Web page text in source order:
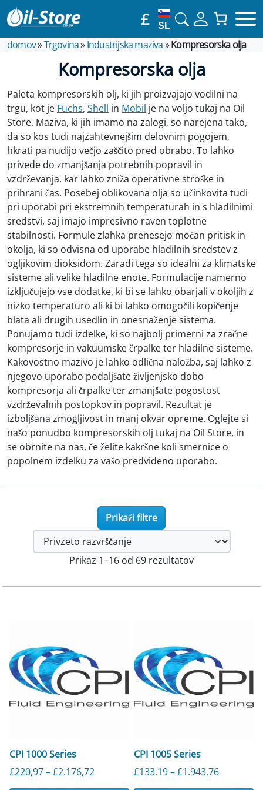
£ SL
domov»Trgovina»Industrijska maziva»Kompresorska olja
Kompresorska olja
Paleta kompresorskih olj, ki jih proizvajajo vodilni na
trgu, kot je Fuchs, Shell in Mobil je na voljo tukaj na Oil
Store. Maziva, ki jih imamo na zalogi, so narejena tako,
da so kos tudi najzahtevnejšim delovnim pogojem,
hkrati pa nudijo večjo zaščito pred obrabo. To lahko
privede do zmanjšanja potrebnih popravil in
vzdrževanja, kar lahko zniža operativne stroške in
prihrani čas. Posebej oblikovana olja so učinkovita tudi
pri uporabi pri ekstremnih temperaturah in s hladilnimi
sredstvi, saj imajo impresivno raven toplotne
stabilnosti. Formule zlahka prenesejo močan pritisk in
okolja, ki so odvisna od uporabe hladilnih sredstev z
ogljikovim dioksidom. Zaradi tega so idealni za klimatske
sisteme ali velike hladilne enote. Formulacije namerno
izključujejo vse dodatke, ki bi se lahko obarjali v okoljih z
nizko temperaturo ali ki bi lahko omogočili kopičenje
blata ali drugih usedlin in onesnaženje sistema.
Ponujamo tudi izdelke, ki so najbolj primerni za zračne
kompresorje in vakuumske črpalke ter hladilne sisteme.
Kakovostno mazivo je lahko odlična naložba, saj lahko z
njegovo uporabo podaljšate življenjsko dobo
kompresorja ali črpalke ter zmanjšate pogostost
vzdrževalnih postopkov in popravil. Rezultat je
izboljšana zmogljivost in manj okvar opreme. Oglejte si
našo ponudbo kompresorskih olj tukaj na Oil Store, in
se obrnite na nas, če želite kakršne koli smernice o
popolnem izdelku za vašo predvideno uporabo.
Prikaži filtre
Prikaz 1–16 od 69 rezultatov
CPI 1000 Series
£220,97–£2.176,72Cenovni razpon: od 220,97 £ do
CPI 1005 Series
£133.19–£1.943,76Cenovni